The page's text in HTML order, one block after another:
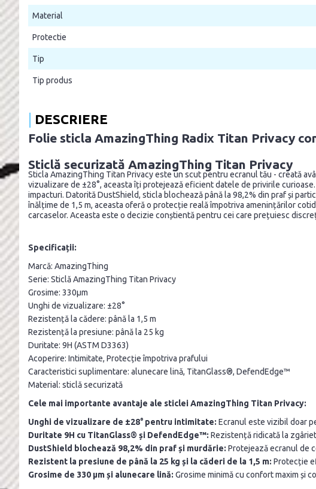
Material
Protectie
Tip
Tip produs
DESCRIERE
Folie sticla AmazingThing Radix Titan Privacy
Sticlă securizată AmazingThing Titan Privacy
Sticla AmazingThing Titan Privacy este un scut pentru ecranul tău - creată
vizualizare de ±28°, aceasta îți protejează eficient datele de privirile
impacturi. Datorită DustShield, sticla blochează până la 98,2% din praf și
înălțime de 1,5 m, aceasta oferă o protecție reală împotriva amenințărilor
carcaselor. Aceasta este o decizie conștientă pentru cei care prețuiesc
Specificații:
Marcă: AmazingThing
Serie: Sticlă AmazingThing Titan Privacy
Grosime: 330µm
Unghi de vizualizare: ±28°
Rezistență la cădere: până la 1,5 m
Rezistență la presiune: până la 25 kg
Duritate: 9H (ASTM D3363)
Acoperire: Intimitate, Protecție împotriva prafului
Caracteristici suplimentare: alunecare lină, TitanGlass®, DefendEdge™
Material: sticlă securizată
Cele mai importante avantaje ale sticlei AmazingThing Titan Privacy:
Unghi de vizualizare de ±28° pentru intimitate: Ecranul este vizibil doar
Duritate 9H cu TitanGlass® și DefendEdge™: Rezistență ridicată la
DustShield blochează 98,2% din praf și murdărie: Protejează ecranul de
Rezistent la presiune de până la 25 kg și la căderi de la 1,5 m: Protecție
Grosime de 330 µm și alunecare lină: Grosime minimă cu confort maxim și